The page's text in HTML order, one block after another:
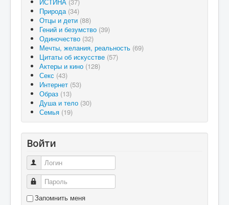
Природа (34)
Отцы и дети (88)
Гений и безумство (39)
Одиночество (32)
Мечты, желания, реальность (69)
Цитаты об искусстве (57)
Актеры и кино (128)
Секс (43)
Интернет (53)
Образ (13)
Душа и тело (30)
Семья (19)
Войти
Логин
Пароль
Запомнить меня